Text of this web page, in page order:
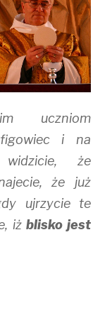
uczniom
i na
że
że już
ujrzycie te
iż blisko jest